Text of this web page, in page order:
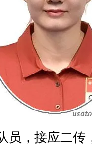
员，接应二传